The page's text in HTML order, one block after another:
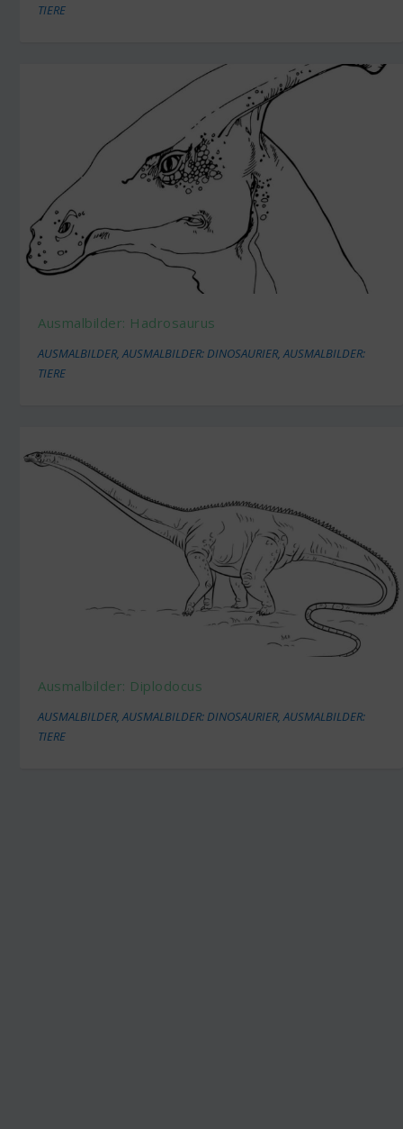
TIERE
Ausmalbilder: Hadrosaurus
AUSMALBILDER,AUSMALBILDER: DINOSAURIER,AUSMALBILDER:
TIERE
Ausmalbilder: Diplodocus
AUSMALBILDER,AUSMALBILDER: DINOSAURIER,AUSMALBILDER:
TIERE